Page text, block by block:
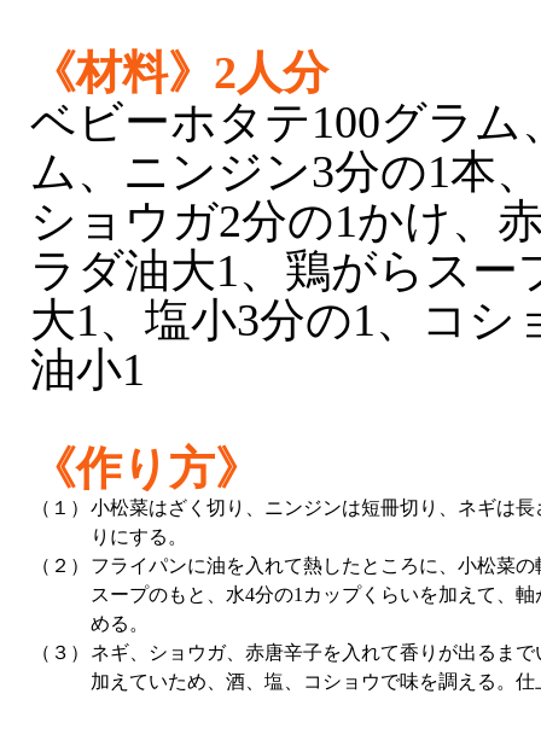
《材料》2人分
ベビーホタテ100グラム
ム、ニンジン3分の1本
ショウガ2分の1かけ、
ラダ油大1、鶏がらスー
大1、塩小3分の1、コシ
油小1
《作り方》
（１） 小松菜はざく切り、ニンジンは短冊切り、ネギは
りにする。
（２）
フライパンに油を入れて熱したところに、小松菜
スープのもと、水4分の1カップくらいを加えて、
める。
（３）
ネギ、ショウガ、赤唐辛子を入れて香りが出るま
加えていため、酒、塩、コショウで味を調える。